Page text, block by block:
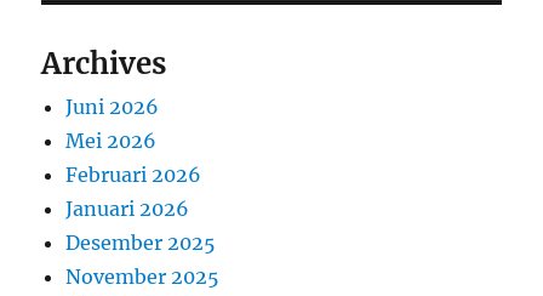
Archives
Juni 2026
Mei 2026
Februari 2026
Januari 2026
Desember 2025
November 2025